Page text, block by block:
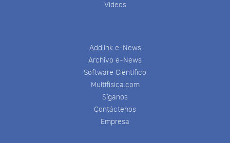
Videos
Addlink e-News
Archivo e-News
Software Científico
Multifisica.com
Síganos
Contáctenos
Empresa